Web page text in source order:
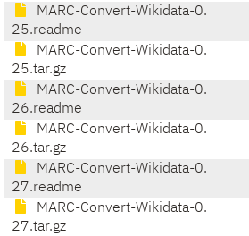
MARC-Convert-Wikidata-0.
25.readme
MARC-Convert-Wikidata-0.
25.tar.gz
MARC-Convert-Wikidata-0.
26.readme
MARC-Convert-Wikidata-0.
26.tar.gz
MARC-Convert-Wikidata-0.
27.readme
MARC-Convert-Wikidata-0.
27.tar.gz